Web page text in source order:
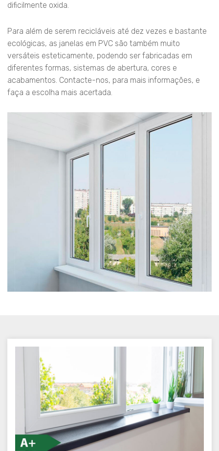
dificilmente oxida.
Para além de serem recicláveis até dez vezes e bastante
ecológicas, as janelas em PVC são também muito
versáteis esteticamente, podendo ser fabricadas em
diferentes formas, sistemas de abertura, cores e
acabamentos. Contacte-nos, para mais informações, e
faça a escolha mais acertada.